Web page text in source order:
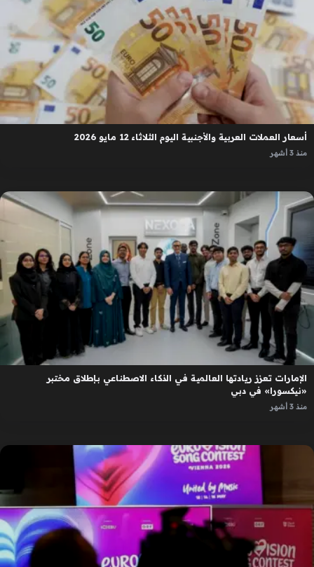
أسعار العملات العربية والأجنبية اليوم الثلاثاء 12 مايو 2026
منذ 3 أشهر
الإمارات تعزز ريادتها العالمية في الذكاء الاصطناعي بإطلاق مختبر
«نيكسورا» في دبي
منذ 3 أشهر